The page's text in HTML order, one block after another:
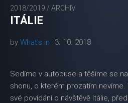
2018/2019 / ARCHIV
ITÁLIE
by What's in 3. 10. 2018
Sedíme v autobuse a těšíme se
shonu, o kterém prozatím
své povídání o návštěvě Itálie,